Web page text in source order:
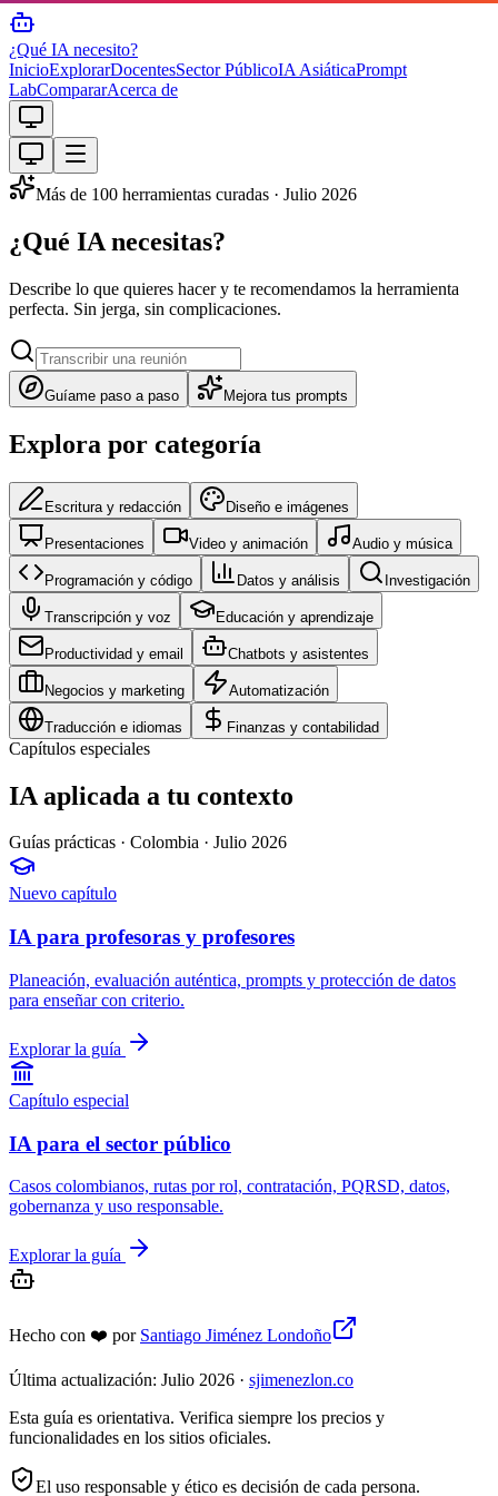
¿Qué IA necesito?
InicioExplorarDocentesSector PúblicoIA AsiáticaPrompt
LabCompararAcerca de
Más de 100 herramientas curadas · Julio 2026
¿Qué IA necesitas?
Describe lo que quieres hacer y te recomendamos la herramienta
perfecta. Sin jerga, sin complicaciones.
Guíame paso a paso Mejora tus prompts
Explora por categoría
Escritura y redacción Diseño e imágenes
Presentaciones Video y animación Audio y música
Programación y código Datos y análisis Investigación
Transcripción y voz Educación y aprendizaje
Productividad y email Chatbots y asistentes
Negocios y marketing Automatización
Traducción e idiomas Finanzas y contabilidad
Capítulos especiales
IA aplicada a tu contexto
Guías prácticas · Colombia · Julio 2026
Nuevo capítulo
IA para profesoras y profesores
Planeación, evaluación auténtica, prompts y protección de datos
para enseñar con criterio.
Explorar la guía
Capítulo especial
IA para el sector público
Casos colombianos, rutas por rol, contratación, PQRSD, datos,
gobernanza y uso responsable.
Explorar la guía
Hecho con ❤️ por Santiago Jiménez Londoño
Última actualización: Julio 2026 · sjimenezlon.co
Esta guía es orientativa. Verifica siempre los precios y
funcionalidades en los sitios oficiales.
El uso responsable y ético es decisión de cada persona.